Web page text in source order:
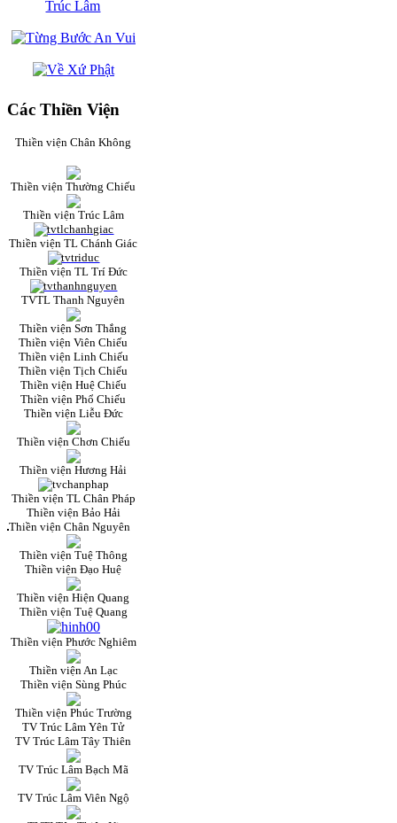
Các Thiền Viện
Thiền viện Chân Không
Thiền viện Thường Chiếu
Thiền viện Trúc Lâm
Thiền viện TL Chánh Giác
Thiền viện TL Trí Đức
TVTL Thanh Nguyên
Thiền viện Sơn Thắng
Thiền viện Viên Chiếu
Thiền viện Linh Chiếu
Thiền viện Tịch Chiếu
Thiền viện Huệ Chiếu
Thiền viện Phổ Chiếu
Thiền viện Liễu Đức
Thiền viện Chơn Chiếu
Thiền viện Hương Hải
Thiền viện TL Chân Pháp
Thiền viện Bảo Hải
Thiền viện Chân Nguyên
Thiền viện Tuệ Thông
Thiền viện Đạo Huệ
Thiền viện Hiện Quang
Thiền viện Tuệ Quang
Thiền viện Phước Nghiêm
Thiền viện An Lạc
Thiền viện Sùng Phúc
Thiền viện Phúc Trường
TV Trúc Lâm Yên Tử
TV Trúc Lâm Tây Thiên
TV Trúc Lâm Bạch Mã
TV Trúc Lâm Viên Ngộ